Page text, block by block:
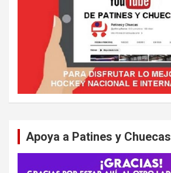
Apoya a Patines y Chuecas